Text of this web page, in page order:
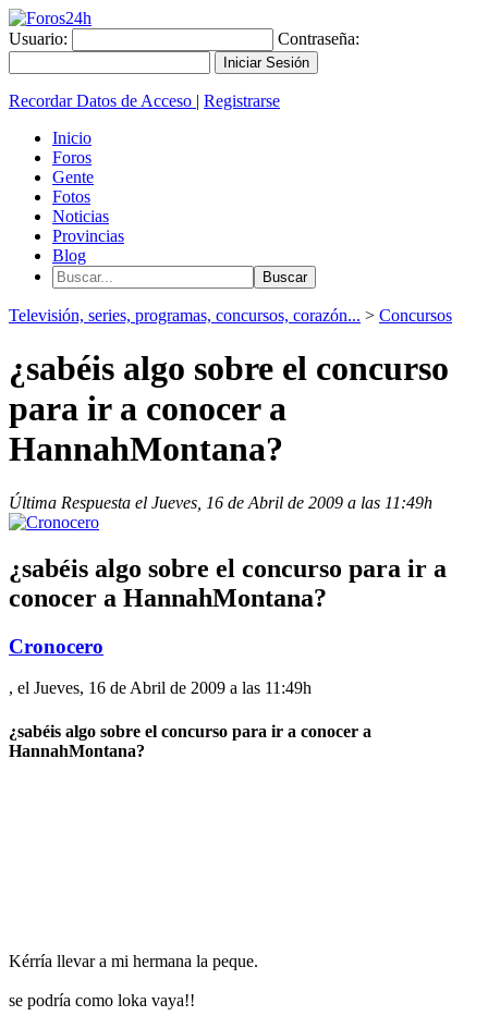
Usuario: Contraseña:
Recordar Datos de Acceso | Registrarse
Inicio
Foros
Gente
Fotos
Noticias
Provincias
Blog
Televisión, series, programas, concursos, corazón... > Concursos
¿sabéis algo sobre el concurso
para ir a conocer a
HannahMontana?
Última Respuesta el Jueves, 16 de Abril de 2009 a las 11:49h
¿sabéis algo sobre el concurso para ir a
conocer a HannahMontana?
Cronocero
, el Jueves, 16 de Abril de 2009 a las 11:49h
¿sabéis algo sobre el concurso para ir a conocer a
HannahMontana?
Kérría llevar a mi hermana la peque.
se podría como loka vaya!!